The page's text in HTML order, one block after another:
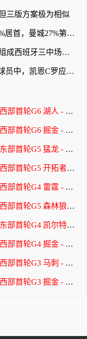
三版方案极为相似
新赛季英超夺冠赔率：阿森纳37%居首，曼城27%第2，利物浦曼联3-4
值得期待！罗德里若加盟巴萨将组成西班牙三中场，外媒对比哈白布
詹俊晒图：至少28岁“高龄”转会球员中，凯恩C罗应该是最成功的
湖人 - 火箭 全场录像
掘金 - 森林狼 全场录像
猛龙 - 骑士 全场录像
开拓者 - 马刺 全场录像
雷霆 - 太阳 全场录像
森林狼 - 掘金 全场录像
凯尔特人 - 76人 全场录像
掘金 - 森林狼 全场录像
马刺 - 开拓者 全场录像
掘金 - 森林狼 全场录像